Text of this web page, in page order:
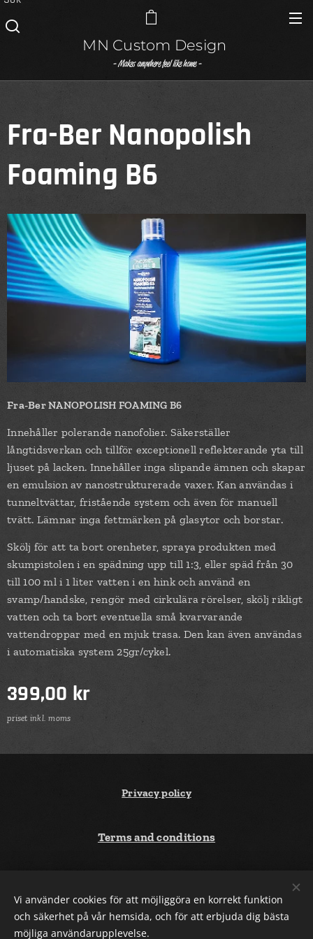
MN Custom Design
- Makes anywhere feel like home -
Fra-Ber Nanopolish
Foaming B6
Fra-BerNANOPOLISH FOAMING B6
Innehåller polerande nanofolier. Säkerställer
långtidsverkan och tillför exceptionell reflekterande yta till
ljuset på lacken. Innehåller inga slipande ämnen och skapar
en emulsion av nanostrukturerade vaxer. Kan användas i
tunneltvättar, fristående system och även för manuell
tvätt. Lämnar inga fettmärken på glasytor och borstar.
Skölj för att ta bort orenheter, spraya produkten med
skumpistolen i en spädning upp till 1:3, eller späd från 30
till 100 ml i 1 liter vatten i en hink och använd en
svamp/handske, rengör med cirkulära rörelser, skölj rikligt
vatten och ta bort eventuella små kvarvarande
vattendroppar med en mjuk trasa. Den kan även användas
i automatiska system 25gr/cykel.
399,00 kr
priset inkl. moms
Privacy policy
Terms and conditions
Cookies
Vi använder cookies för att möjliggöra en korrekt funktion
och säkerhet på vår hemsida, och för att erbjuda dig bästa
möjliga användarupplevelse.